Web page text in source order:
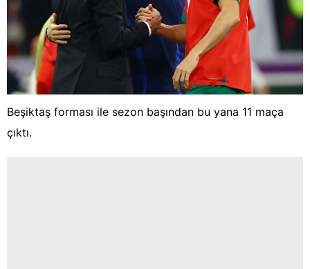
Beşiktaş forması ile sezon başından bu yana 11 maça
çıktı.